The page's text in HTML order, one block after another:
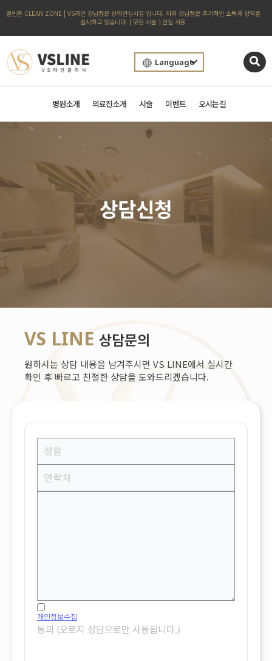
클린존 CLEAN ZONE | VS라인 강남점은 방역안심시설 입니다. 저희 강남점은 주기적인 소독과 방역을
실시하고 있습니다. | 모든 시술 1인실 사용
Language
병원소개 의료진소개 시술 이벤트 오시는길
상담신청
VS LINE 상담문의
원하시는 상담 내용을 남겨주시면 VS LINE에서 실시간
확인 후 빠르고 친절한 상담을 도와드리겠습니다.
개인정보수집
동의 (오로지 상담으로만 사용됩니다.)